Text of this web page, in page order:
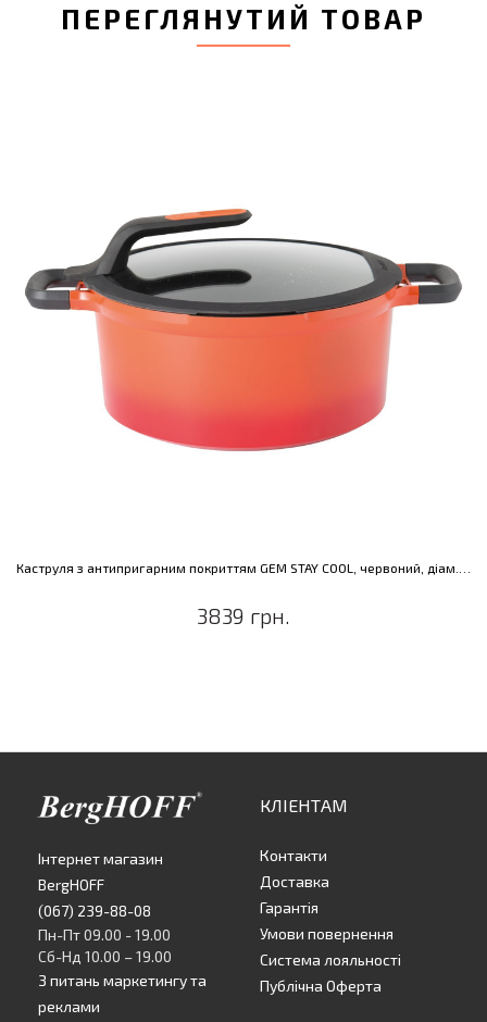
ПЕРЕГЛЯНУТИЙ ТОВАР
3839 грн.
Інтернет магазин
BergHOFF
(067) 239-88-08
Пн-Пт 09.00 - 19.00
Сб-Нд 10.00 – 19.00
З питань маркетингу та
реклами
КЛІЕНТАМ
Контакти
Доставка
Гарантія
Умови повернення
Система лояльності
Публічна Оферта